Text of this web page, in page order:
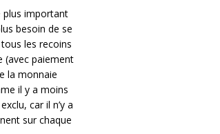
plus important
besoin de se
les recoins
(avec paiement
la monnaie
il y a moins
car il n’y a
sur chaque